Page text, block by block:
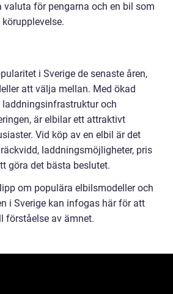
valuta för pengarna och en bil som
i Sverige de senaste åren,
att välja mellan. Med ökad
och
är elbilar ett attraktivt
Vid köp av en elbil är det
laddningsmöjligheter, pris
göra det bästa beslutet.
om populära elbilsmodeller och
i Sverige kan infogas här för att
förståelse av ämnet.